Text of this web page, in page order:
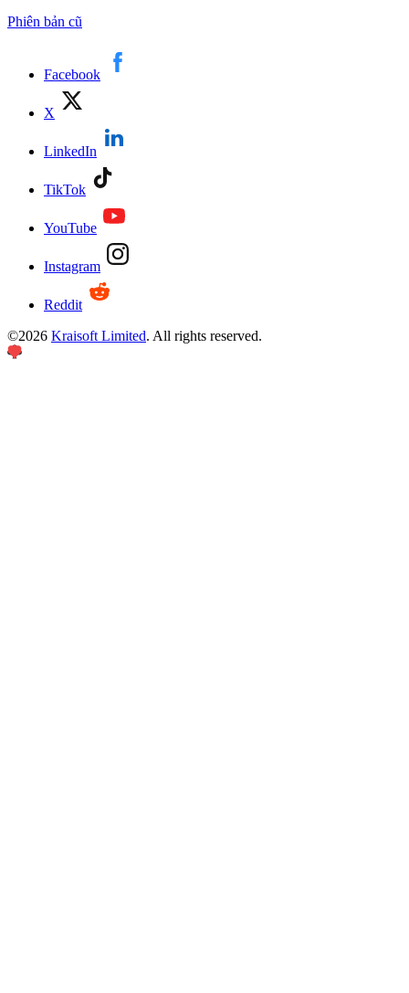
Phiên bản cũ
Facebook
X
LinkedIn
TikTok
YouTube
Instagram
Reddit
©2026 Kraisoft Limited. All rights reserved.